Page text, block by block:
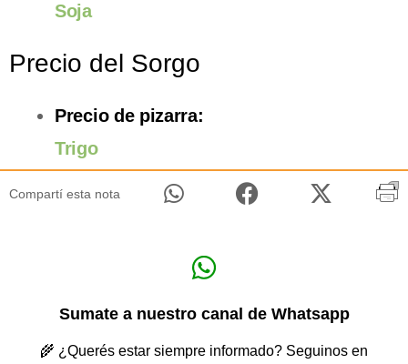
Soja
Precio del Sorgo
Precio de pizarra:
Trigo
Compartí esta nota
Sumate a nuestro canal de Whatsapp
🌾 ¿Querés estar siempre informado? Seguinos en